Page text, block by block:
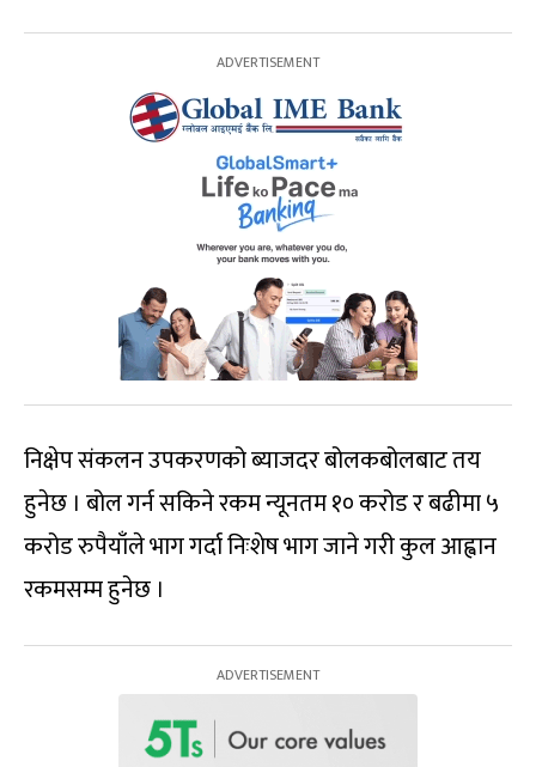
निक्षेप संकलन उपकरणको ब्याजदर बोलकबोलबाट तय
हुनेछ । बोल गर्न सकिने रकम न्यूनतम १० करोड र बढीमा ५
करोड रुपैयाँले भाग गर्दा निःशेष भाग जाने गरी कुल आह्वान
रकमसम्म हुनेछ ।